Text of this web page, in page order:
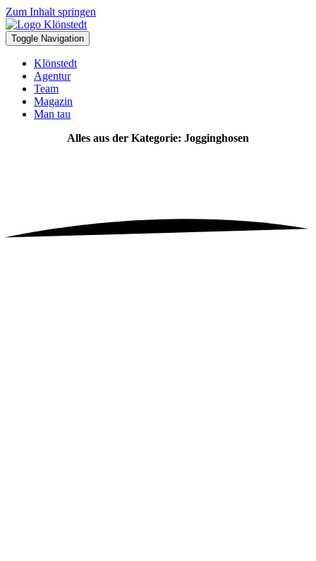
Zum Inhalt springen
Toggle Navigation
Klönstedt
Agentur
Team
Magazin
Man tau
Alles aus der Kategorie: Jogginghosen